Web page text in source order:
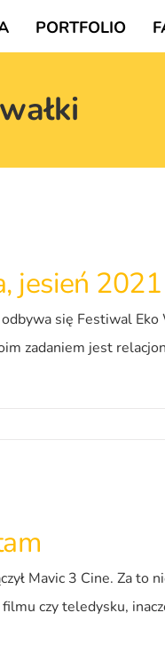
PORTFOLIO
jesień 2021
się Festiwal
zadaniem jest
Mavic 3 Cine. Za to
czy teledysku,